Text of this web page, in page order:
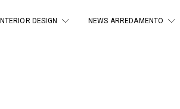
INTERIOR DESIGN NEWS ARREDAMENTO